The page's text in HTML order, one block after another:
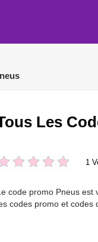
Les
1
code promo Pneus est
codes promo et codes